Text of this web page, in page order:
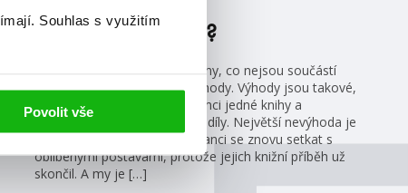
Souhlas s využitím
Povolit vše
Stačí jedna kniha?
Standalones (samostatné knihy, co nejsou součástí
série) mají své výhody i nevýhody. Výhody jsou takové,
že se vše krásně uzavře v rámci jedné knihy a
nemusíme pak čekat na další díly. Největší nevýhoda je
taková, že už pak nemáme šanci se znovu setkat s
oblíbenými postavami, protože jejich knižní příběh už
skončil. A my je […]